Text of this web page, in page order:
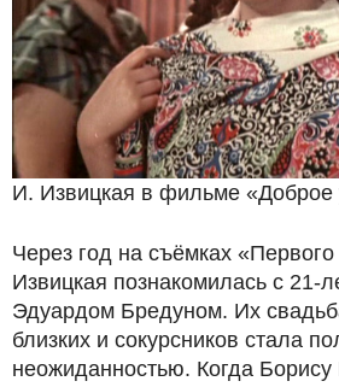
И. Извицкая в фильме «Доброе
Через год на съёмках
Извицкая познакомилась с 21-
Эдуардом Бредуном. Их
близких и сокурсников стала
неожиданностью. Когда